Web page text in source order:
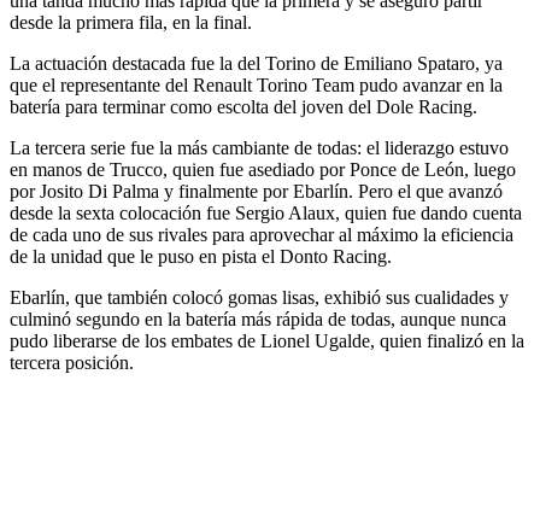
desde la primera fila, en la final.
La actuación destacada fue la del Torino de Emiliano Spataro, ya
que el representante del Renault Torino Team pudo avanzar en la
batería para terminar como escolta del joven del Dole Racing.
La tercera serie fue la más cambiante de todas: el liderazgo estuvo
en manos de Trucco, quien fue asediado por Ponce de León, luego
por Josito Di Palma y finalmente por Ebarlín. Pero el que avanzó
desde la sexta colocación fue Sergio Alaux, quien fue dando cuenta
de cada uno de sus rivales para aprovechar al máximo la eficiencia
de la unidad que le puso en pista el Donto Racing.
Ebarlín, que también colocó gomas lisas, exhibió sus cualidades y
culminó segundo en la batería más rápida de todas, aunque nunca
pudo liberarse de los embates de Lionel Ugalde, quien finalizó en la
tercera posición.